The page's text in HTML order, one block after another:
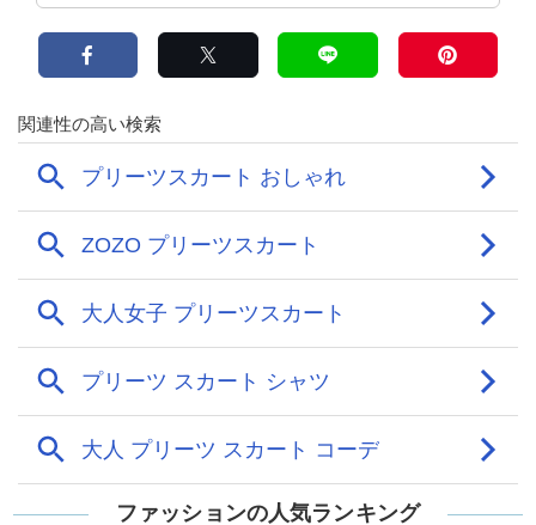
ファッションの人気ランキング